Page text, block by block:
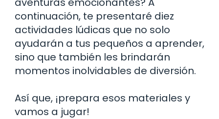
continuación, te presentaré diez
actividades lúdicas que no solo
ayudarán a tus pequeños a aprender,
sino que también les brindarán
momentos inolvidables de diversión.
Así que, ¡prepara esos materiales y
vamos a jugar!